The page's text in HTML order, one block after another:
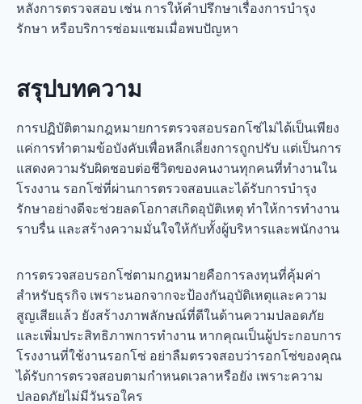
หลังการตรวจสอบ เช่น การให้คำปรึกษาเรื่องการบำรุง
รักษา หรือบริการซ่อมแซมเมื่อพบปัญหา
สรุปบทความ
การปฏิบัติตามกฎหมายการตรวจสอบรอกโซ่ไม่ได้เป็นเพียง
แค่การทำตามข้อบังคับเพื่อหลีกเลี่ยงการถูกปรับ แต่เป็นการ
แสดงความรับผิดชอบต่อชีวิตของคนงานทุกคนที่ทำงานใน
โรงงาน รอกโซ่ที่ผ่านการตรวจสอบและได้รับการบำรุง
รักษาอย่างดีจะช่วยลดโอกาสเกิดอุบัติเหตุ ทำให้การทำงาน
ราบรื่น และสร้างความมั่นใจให้กับทั้งผู้บริหารและพนักงาน
การตรวจสอบรอกโซ่ตามกฎหมายคือการลงทุนที่คุ้มค่า
สำหรับธุรกิจ เพราะนอกจากจะป้องกันอุบัติเหตุและความ
สูญเสียแล้ว ยังสร้างภาพลักษณ์ที่ดีในด้านความปลอดภัย
และเพิ่มประสิทธิภาพการทำงาน หากคุณเป็นผู้ประกอบการ
โรงงานที่ใช้งานรอกโซ่ อย่าลืมตรวจสอบว่ารอกโซ่ของคุณ
ได้รับการตรวจสอบตามกำหนดเวลาหรือยัง เพราะความ
ปลอดภัยไม่มีวันรอใคร